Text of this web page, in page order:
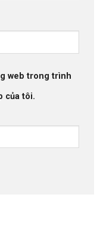
web trong trình
của tôi.